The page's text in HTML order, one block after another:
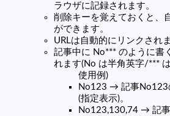
ラウザに記録されます。
削除キーを覚えておくと、
ができます。
URLは自動的にリンクされま
記事中に No*** のように書
れます(No は半角英字/*** は
使用例)
No123 → 記事No123
(指定表示)。
No123,130,74 → 記